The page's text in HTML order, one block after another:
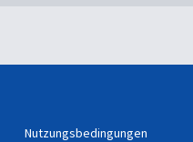
Nutzungsbedingungen